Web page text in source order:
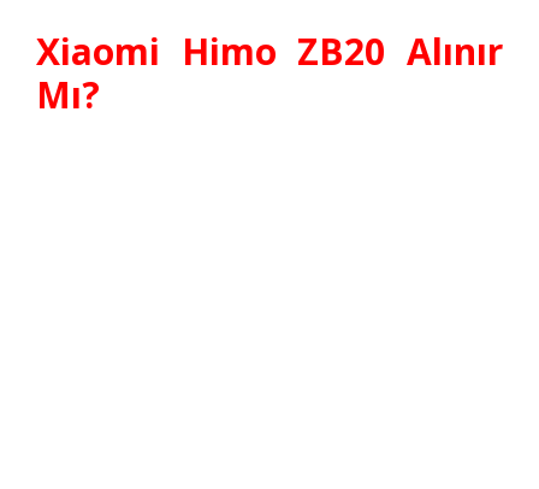
Xiaomi Himo ZB20 Alınır
Mı?